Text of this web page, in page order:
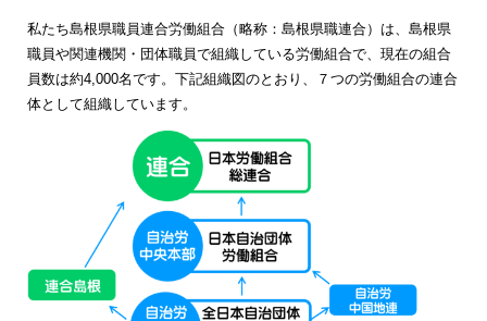
私たち島根県職員連合労働組合（略称：島根県職連合）は、島根県
職員や関連機関・団体職員で組織している労働組合で、現在の組合
員数は約4,000名です。下記組織図のとおり、７つの労働組合の連合
体として組織しています。